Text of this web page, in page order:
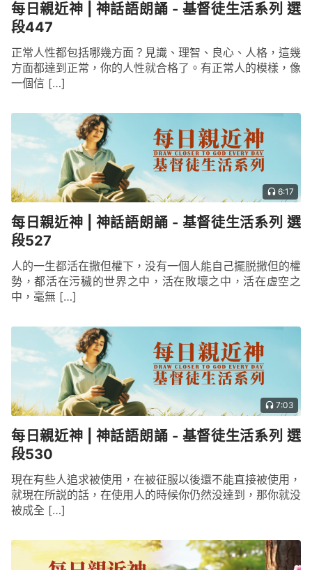
可能走得這麽準確。
——《話・卷三 末世基督座談紀要・怎樣走彼得的
路》
每日親近神 | 神話語朗誦 - 基督徒生活系列 選
段447
正常人性都包括哪幾方面？見識、理智、良心、人格，這幾
方面都達到正常，你的人性就合格了。有正常人的模樣，像
一個信 […]
6:17
每日親近神 | 神話語朗誦 - 基督徒生活系列 選
段527
人的一生都活在撒但權下，没有一個人能自己擺脱撒但的權
勢，都活在污穢的世界之中，活在敗壞之中，活在虚空之
中，毫無 […]
7:03
每日親近神 | 神話語朗誦 - 基督徒生活系列 選
段530
現在有些人追求被使用，在被征服以後還不能直接被使用，
就現在所説的話，在使用人的時候你仍然没達到，那你就没
被成全 […]